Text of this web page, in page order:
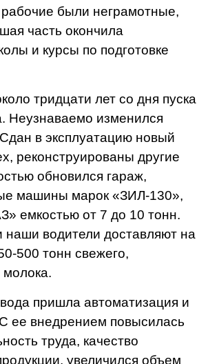
были неграмотные,
часть окончила
и курсы по подготовке
тридцати лет со дня пуска
Неузнаваемо изменился
в эксплуатацию новый
реконструированы другие
обновился гараж,
машины марок «ЗИЛ-130»,
емкостью от 7 до 10 тонн.
наши водители доставляют на
500 тонн свежего,
молока.
пришла автоматизация и
ее внедрением повысилась
труда, качество
увеличился объем